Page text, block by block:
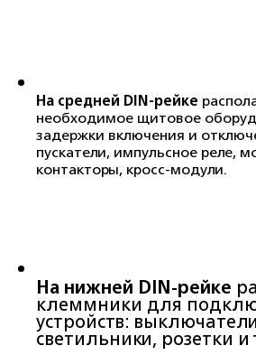
На средней DIN-рейке
необходимое щитовое
задержки включения и
пускатели, импульсное реле,
контакторы, кросс‑модули.
На нижней DIN-рейке
клеммники для
устройств:
светильники, розетки и